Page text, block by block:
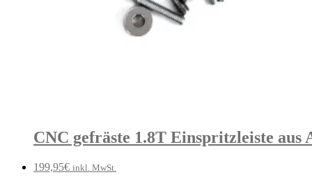
CNC gefräste 1.8T Einspritzleiste aus
199,95€ inkl. MwSt.